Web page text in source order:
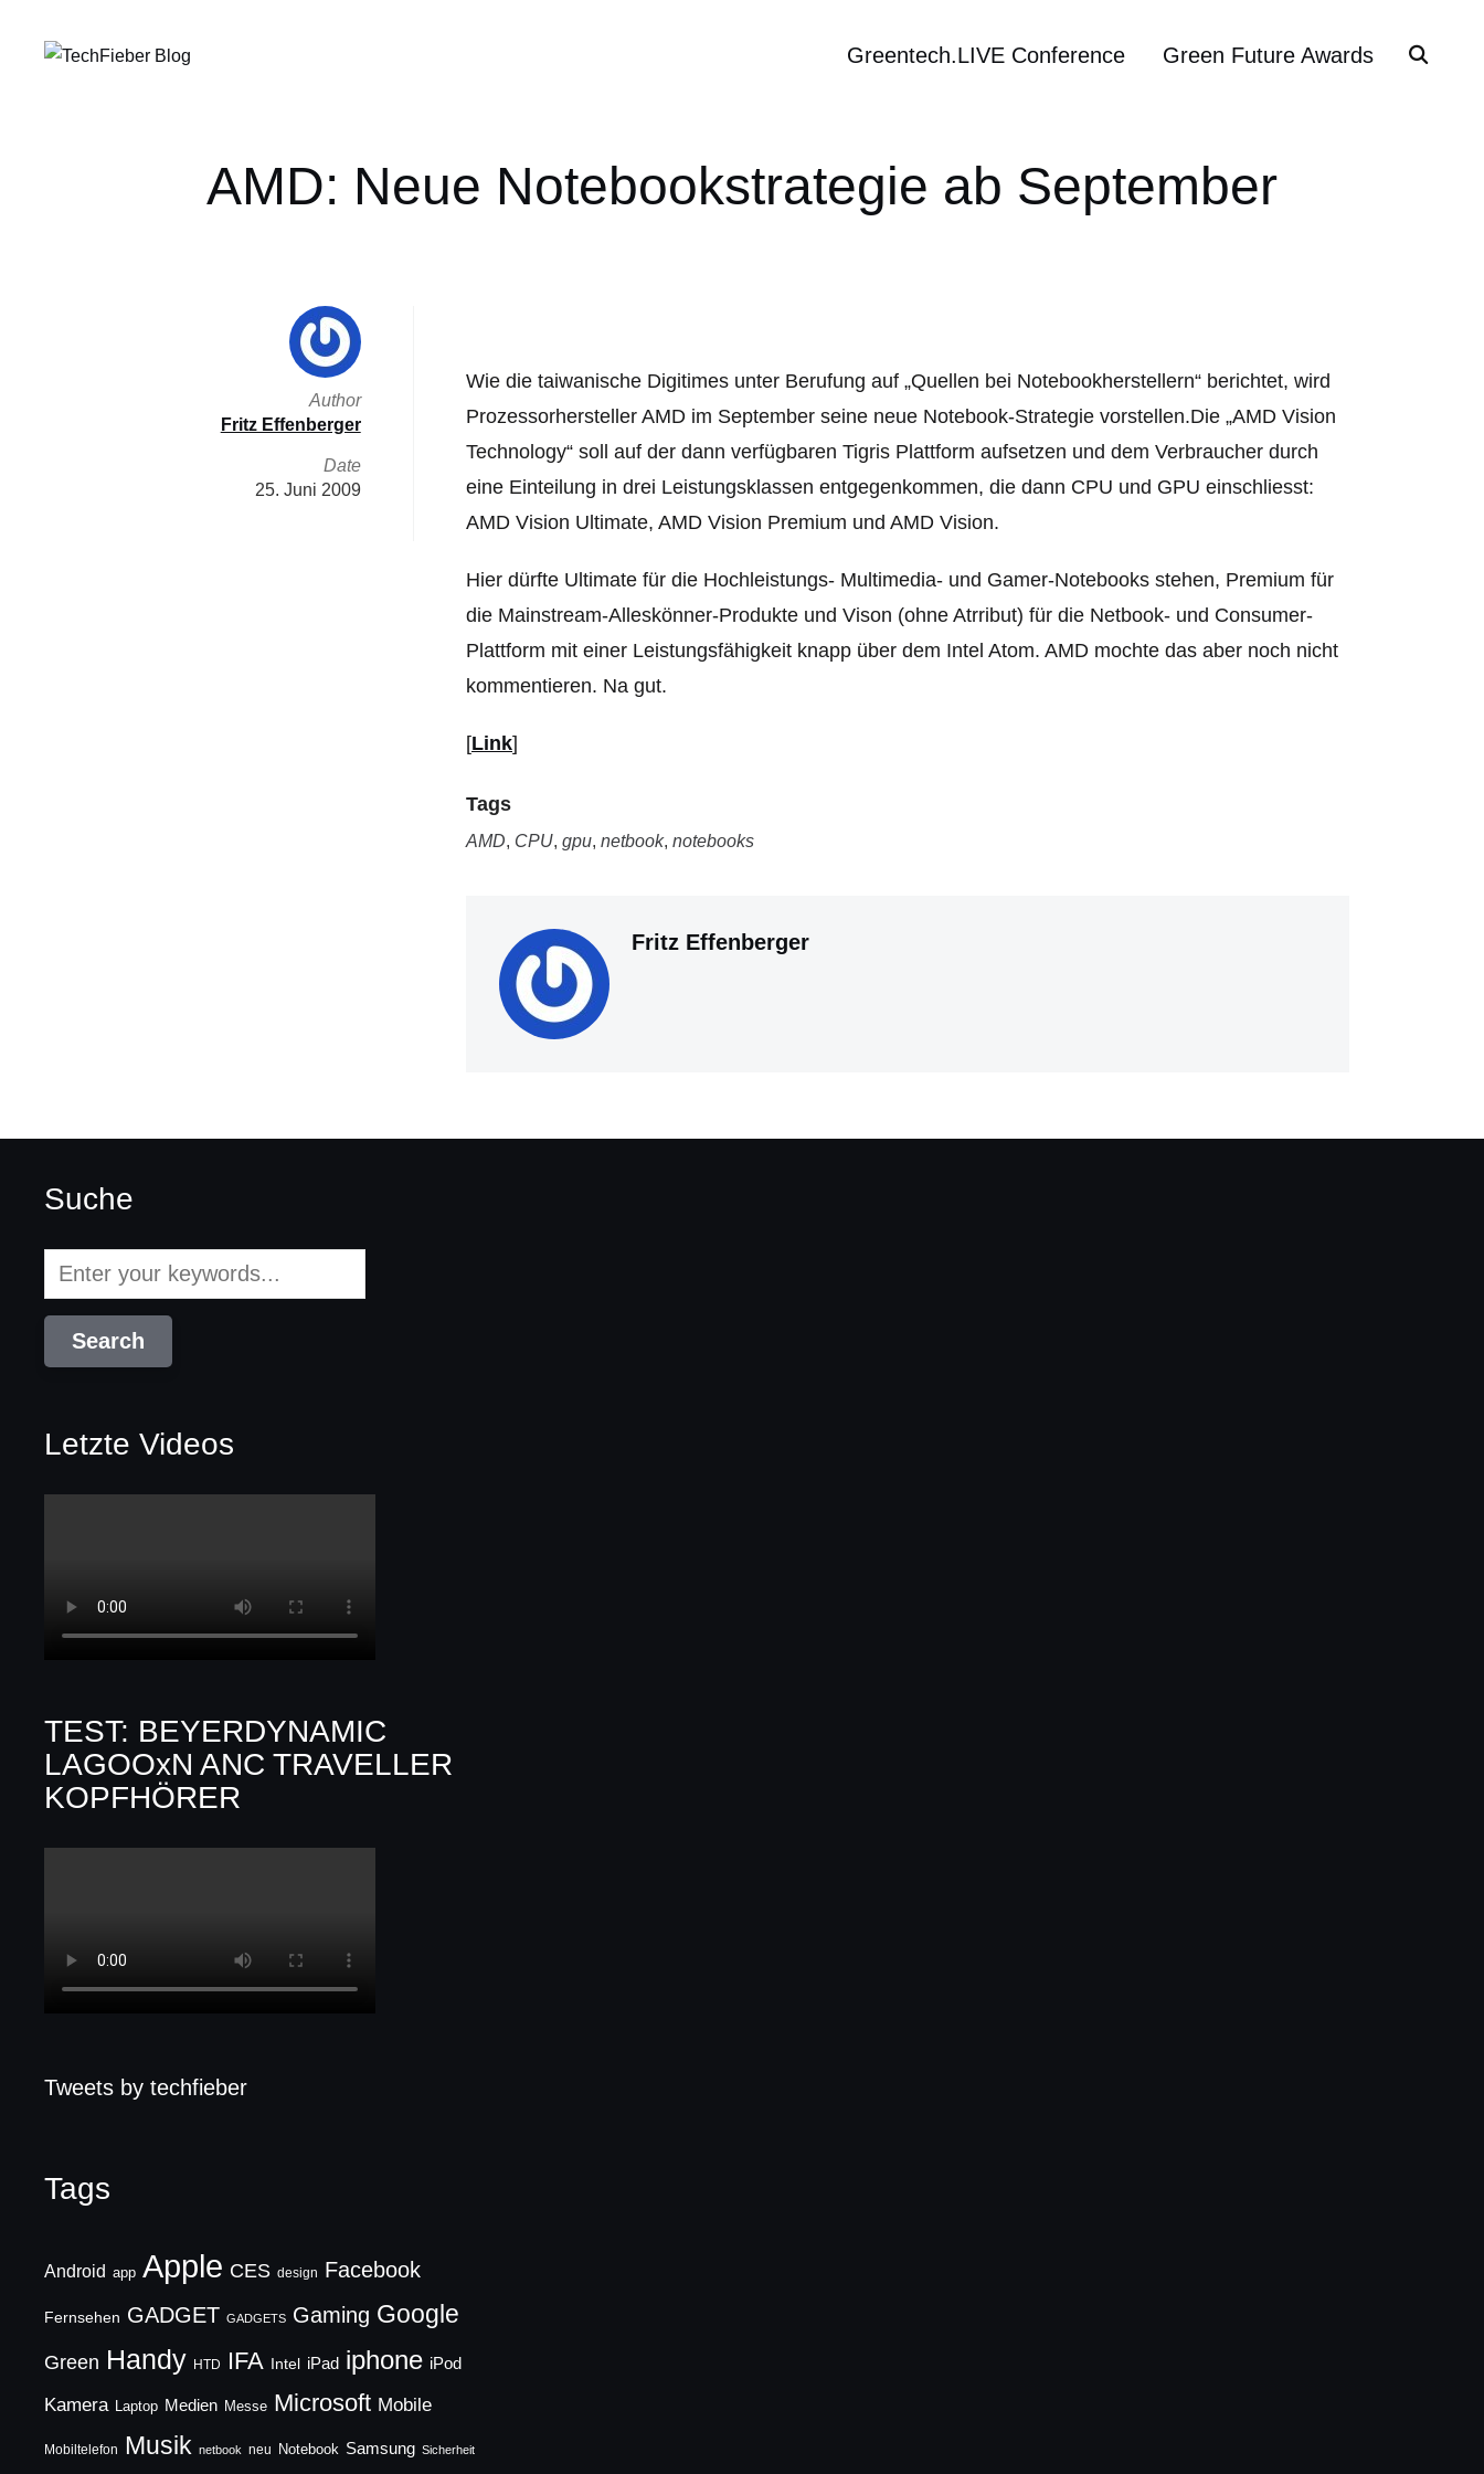
Greentech.LIVE Conference Green Future Awards
AMD: Neue Notebookstrategie ab September
Wie die taiwanische Digitimes unter Berufung auf „Quellen bei Notebookherstellern“ berichtet, wird
Prozessorhersteller AMD im September seine neue Notebook-Strategie vorstellen.Die „AMD Vision
Technology“ soll auf der dann verfügbaren Tigris Plattform aufsetzen und dem Verbraucher durch
eine Einteilung in drei Leistungsklassen entgegenkommen, die dann CPU und GPU einschliesst:
AMD Vision Ultimate, AMD Vision Premium und AMD Vision.
Hier dürfte Ultimate für die Hochleistungs- Multimedia- und Gamer-Notebooks stehen, Premium für
die Mainstream-Alleskönner-Produkte und Vison (ohne Atrribut) für die Netbook- und Consumer-
Plattform mit einer Leistungsfähigkeit knapp über dem Intel Atom. AMD mochte das aber noch nicht
kommentieren. Na gut.
[Link]
Tags
AMD, CPU, gpu, netbook, notebooks
Fritz Effenberger
Author
Fritz Effenberger
Date
25. Juni 2009
Suche
Letzte Videos
TEST: BEYERDYNAMIC
LAGOOxN ANC TRAVELLER
KOPFHÖRER
Tweets by techfieber
Tags
Android app Apple CES design Facebook
Fernsehen GADGET GADGETS Gaming Google
Green Handy HTD IFA Intel iPad iphone iPod
Kamera Laptop Medien Messe Microsoft Mobile
Mobiltelefon Musik netbook neu Notebook Samsung Sicherheit